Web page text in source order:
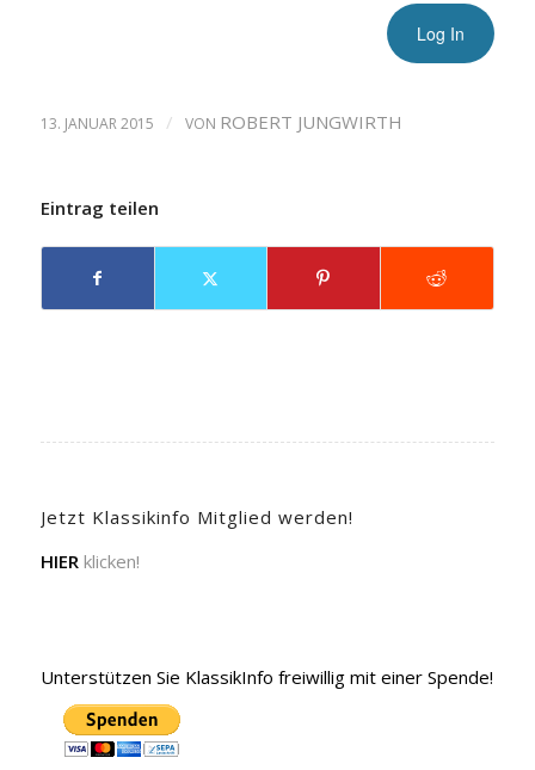
13. JANUAR 2015 / VON ROBERT JUNGWIRTH
Eintrag teilen
Jetzt Klassikinfo Mitglied werden!
HIER klicken!
Unterstützen Sie KlassikInfo freiwillig mit einer Spende!